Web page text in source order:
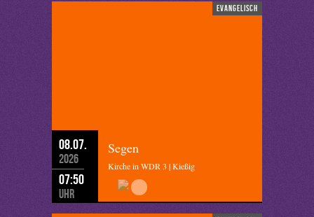
evangelisch
08.07.
2026
07:50
Uhr
Segen
Kirche in WDR 3 | Kießig